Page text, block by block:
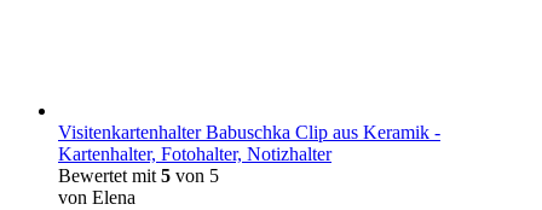
Visitenkartenhalter Babuschka Clip aus Keramik -
Kartenhalter, Fotohalter, Notizhalter
Bewertet mit 5 von 5
von Elena